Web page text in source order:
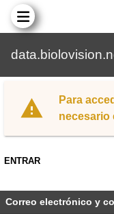
Para
necesario
ENTRAR
Correo electrónico y